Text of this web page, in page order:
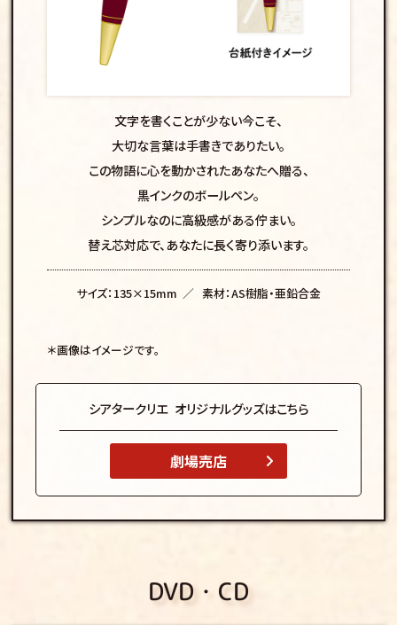
文字を書くことが少ない今こそ、
大切な言葉は手書きでありたい。
この物語に心を動かされたあなたへ贈る、
黒インクのボールペン。
シンプルなのに高級感がある佇まい。
替え芯対応で、あなたに長く寄り添います。
サイズ：135×15mm 素材：AS樹脂・亜鉛合金
＊画像はイメージです。
シアタークリエ オリジナルグッズはこちら
劇場売店
DVD・CD